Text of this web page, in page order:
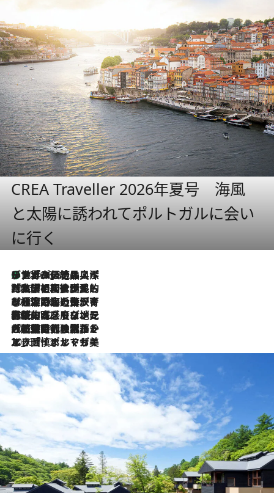
CREA Traveller 2026年夏号 海風
と太陽に誘われてポルトガルに会い
に行く
2026.8.8
リスボンの絶品スイーツ「パステル・デ・ナタ」とは？ポルトガル伝統の奥深い世界へ
2026.7.27
「私の祖国はポルトガル語です」国民的詩人フェルナンド・ペソアと、彼が愛した文学の街を歩く
2026.7.26
ポルトガル近海が育む極上の海の幸。キリリと冷えた白ワインと愉しむ、シーフード専門店の贅沢
2026.7.22
伝統の味をモダンに昇華。高感度な地元客が集う、リスボンの最旬ガストロノミー
2026.7.21
大航海時代の栄華から、震災、独裁、そして革命へ。ポルトガル・首都リスボンの石畳に刻まれた「歴史の光と影」
2026.7.13
エッセイ・ヤマザキマリ「慎ましくも美しき国 ポルトガル」